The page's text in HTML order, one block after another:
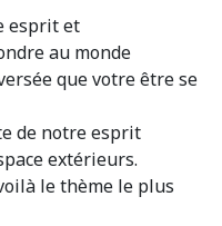
esprit et
au monde
que votre être se
de notre esprit
extérieurs.
le thème le plus